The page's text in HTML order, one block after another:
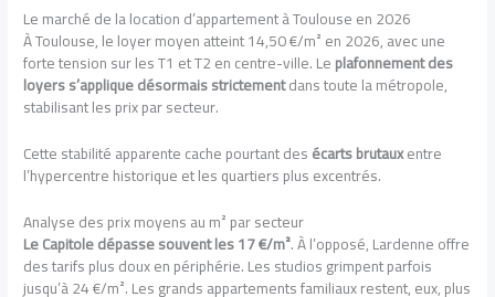
Le marché de la location d’appartement à Toulouse en 2026
À Toulouse, le loyer moyen atteint 14,50 €/m² en 2026, avec une
forte tension sur les T1 et T2 en centre-ville. Leplafonnement des
loyers s’applique désormais strictementdans toute la métropole,
stabilisant les prix par secteur.
Cette stabilité apparente cache pourtant desécarts brutauxentre
l’hypercentre historique et les quartiers plus excentrés.
Analyse des prix moyens au m² par secteur
Le Capitole dépasse souvent les 17 €/m². À l’opposé, Lardenne offre
des tarifs plus doux en périphérie. Les studios grimpent parfois
jusqu’à 24 €/m². Les grands appartements familiaux restent, eux, plus